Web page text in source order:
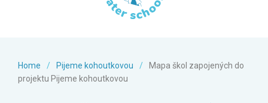
Home / Pijeme kohoutkovou /
Mapa škol zapojených do
projektu Pijeme kohoutkovou